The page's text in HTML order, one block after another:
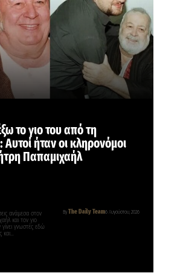
το γιο του από τη
Αυτοί ήταν οι κληρονόμοι
Παπαμιχαήλ
By The Daily Team6 Αυγούστου, 2026
ανάμεσα στον
και τον γιο
γίνει γνωστές εδώ
και…